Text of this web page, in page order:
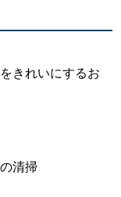
きれいにするお
清掃